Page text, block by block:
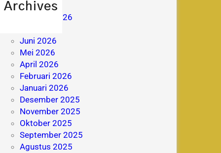
Archives
Agustus 2026
Juni 2026
Mei 2026
April 2026
Februari 2026
Januari 2026
Desember 2025
November 2025
Oktober 2025
September 2025
Agustus 2025